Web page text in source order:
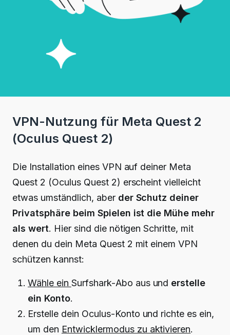
VPN-Nutzung für Meta Quest 2
(Oculus Quest 2)
Die Installation eines VPN auf deiner Meta
Quest 2 (Oculus Quest 2) erscheint vielleicht
etwas umständlich, aber der Schutz deiner
Privatsphäre beim Spielen ist die Mühe mehr
als wert. Hier sind die nötigen Schritte, mit
denen du dein Meta Quest 2 mit einem VPN
schützen kannst:
Wähle ein Surfshark-Abo aus und erstelle
ein Konto.
Erstelle dein Oculus-Konto und richte es ein,
um den Entwicklermodus zu aktivieren.